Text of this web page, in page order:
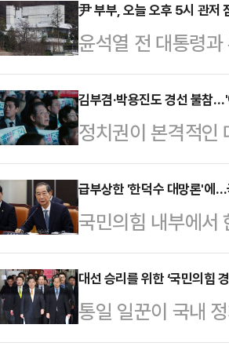
박수단으로 탄핵을
지 엿새 만이다.10
한대행 국무총리가
헌법재판관으로 지
을 거론했다.박찬
정회의에서 한 대
尹 부부, 오늘 오후 5시 관저
윤석열 전 대통령
관저에서 나와 서
될 가능성이 크다
파면 결정 이후 일
를 발신하면서다.
의힘 권영세 비상
당부'를 한 데 이어
이 해줘서 고맙…
김부겸·박용진도 경선 불참
정치권이 본격적인
표는 'K-이니셔티
선도)라는 새로운
성돼있지만, 당내
법을 드러냈다.장
도 이어지면서, 이
주목된다.10일 정
선 국면에서 선두
급부상한 '한덕수 대망론'에
국민의힘 내부에서
는 목소리에 갑론
을 전면에 내세우
킬 수 있을 것이란
권한대행의 출마가
대선 승리를 위한 ‘국민의힘
통일 일꾼이 국내
유가 있다. 대한민